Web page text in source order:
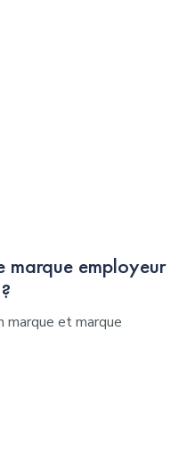
marque employeur
marque et marque